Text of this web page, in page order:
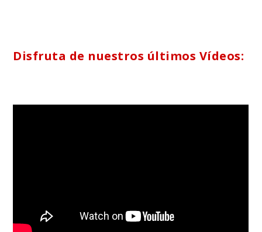
Disfruta de nuestros últimos Vídeos: